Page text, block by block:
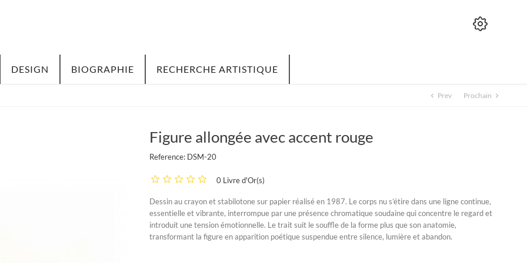
DESIGN BIOGRAPHIE RECHERCHE ARTISTIQUE
chevron_left Prev Prochain chevron_right
Figure allongée avec accent rouge
Reference: DSM-20
0 Livre d'Or(s)
Dessin au crayon et stabilotone sur papier réalisé en 1987. Le corps nu s’étire dans une ligne continue,
essentielle et vibrante, interrompue par une présence chromatique soudaine qui concentre le regard et
introduit une tension émotionnelle. Le trait suit le souffle de la forme plus que son anatomie,
transformant la figure en apparition poétique suspendue entre silence, lumière et abandon.